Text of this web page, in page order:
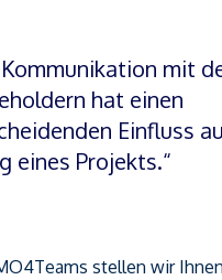
mit
hat einen
Einfluss
eines Projekts.“
stellen wir